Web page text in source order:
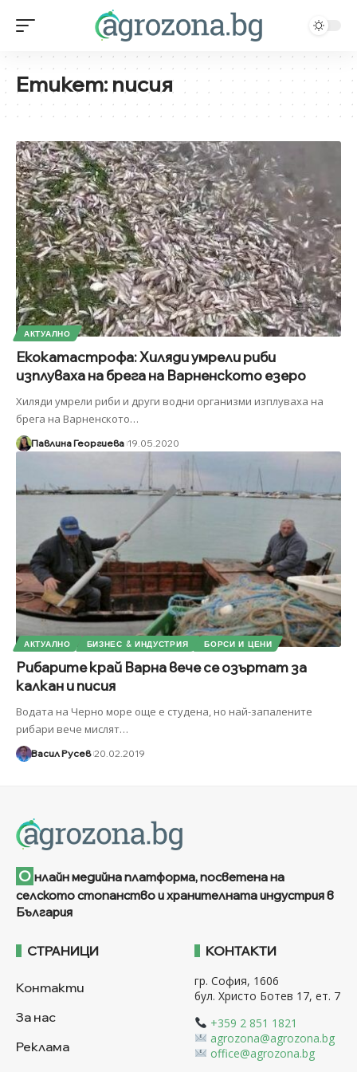
Етикет:писия
АКТУАЛНО
Екокатастрофа: Хиляди умрели риби
изплуваха на брега на Варненското езеро
Хиляди умрели риби и други водни организми изплуваха на
брега на Варненското…
Павлина Георгиева 19.05.2020
АКТУАЛНО БИЗНЕС & ИНДУСТРИЯ БОРСИ И ЦЕНИ
Рибарите край Варна вече се озъртат за
калкан и писия
Водата на Черно море още е студена, но най-запалените
рибари вече мислят…
Васил Русев 20.02.2019
О нлайн медийна платформа, посветена на
селското стопанство и хранителната индустрия в
България
СТРАНИЦИ
Контакти
За нас
Реклама
КОНТАКТИ
гр. София, 1606
бул. Христо Ботев 17, ет. 7
+359 2 851 1821
agrozona@agrozona.bg
office@agrozona.bg